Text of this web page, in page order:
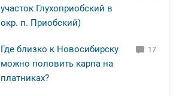
участок Глухоприобский в
окр. п. Приобский)
Где близко к Новосибирску
можно половить карпа на
платниках?
17